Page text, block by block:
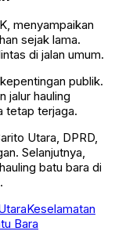
menyampaikan
sejak lama.
di jalan umum.
publik.
jalur hauling
tetap terjaga.
Utara, DPRD,
Selanjutnya,
batu bara di
Keselamatan
Bara